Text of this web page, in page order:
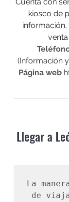
kiosco de
(Información
Página web
Llegar a
La
de